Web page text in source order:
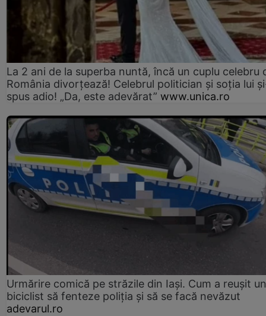
La 2 ani de la superba nuntă, încă un cuplu celebru
România divorțează! Celebrul politician și soția lui
spus adio! „Da, este adevărat” www.unica.ro
Urmărire comică pe străzile din Iași. Cum a reușit un
biciclist să fenteze poliția și să se facă nevăzut
adevarul.ro